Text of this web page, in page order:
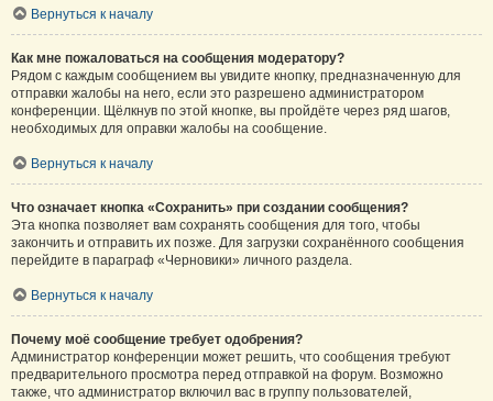
Вернуться к началу
Как мне пожаловаться на сообщения модератору?
Рядом с каждым сообщением вы увидите кнопку, предназначенную для
отправки жалобы на него, если это разрешено администратором
конференции. Щёлкнув по этой кнопке, вы пройдёте через ряд шагов,
необходимых для оправки жалобы на сообщение.
Вернуться к началу
Что означает кнопка «Сохранить» при создании сообщения?
Эта кнопка позволяет вам сохранять сообщения для того, чтобы
закончить и отправить их позже. Для загрузки сохранённого сообщения
перейдите в параграф «Черновики» личного раздела.
Вернуться к началу
Почему моё сообщение требует одобрения?
Администратор конференции может решить, что сообщения требуют
предварительного просмотра перед отправкой на форум. Возможно
также, что администратор включил вас в группу пользователей,